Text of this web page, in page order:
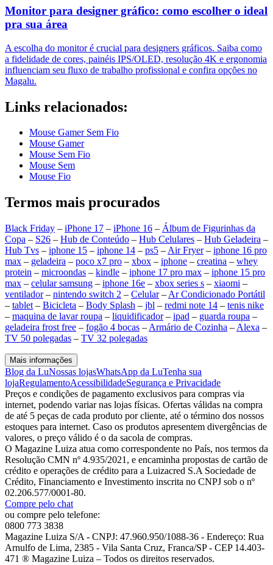
Monitor para designer gráfico: como escolher o ideal
pra sua área
A escolha do monitor é crucial para designers gráficos. Saiba como
a fidelidade de cores, painéis IPS/OLED, resolução 4K e ergonomia
influenciam seu fluxo de trabalho profissional e confira opções no
Magalu.
Links relacionados:
Mouse Gamer Sem Fio
Mouse Gamer
Mouse Sem Fio
Mouse Sem
Mouse Fio
Termos mais procurados
Black Friday – iPhone 17 – iPhone 16 – Álbum de Figurinhas da
Copa – S26 – Hub de Conteúdo – Hub Celulares – Hub Geladeira –
Hub Tvs – iphone 15 – iphone 14 – ps5 – Air Fryer– iphone 16 pro
max – geladeira – poco x7 pro – xbox – iphone – creatina – whey
protein – microondas – kindle – iphone 17 pro max – iphone 15 pro
max – celular samsung – iphone 16e – xbox series s – xiaomi –
ventilador– nintendo switch 2 – Celular– Ar Condicionado Portátil
– tablet – Bicicleta – Body Splash – jbl – redmi note 14 – tenis nike
– maquina de lavar roupa – liquidificador– ipad – guarda roupa –
geladeira frost free – fogão 4 bocas – Armário de Cozinha – Alexa –
TV 50 polegadas – TV 32 polegadas
Mais informações
Blog da LuNossas lojasWhatsApp da LuTenha sua
lojaRegulamentoAcessibilidadeSegurança e Privacidade
Preços e condições de pagamento exclusivos para compras via
internet, podendo variar nas lojas físicas. Ofertas válidas na compra
de até 5 peças de cada produto por cliente, até o término dos nossos
estoques para internet. Caso os produtos apresentem divergências de
valores, o preço válido é o da sacola de compras.
O Magazine Luiza atua como correspondente no País, nos termos da
Resolução CMN nº 4.935/2021, e encaminha propostas de cartão de
crédito e operações de crédito para a Luizacred S.A Sociedade de
Crédito, Financiamento e Investimento inscrita no CNPJ sob o nº
02.206.577/0001-80.
Compre pelo chat
ou compre pelo telefone:
0800 773 3838
Magazine Luiza S/A - CNPJ: 47.960.950/1088-36 - Endereço: Rua
Arnulfo de Lima, 2385 - Vila Santa Cruz, Franca/SP - CEP 14.403-
471 ® Magazine Luiza – Todos os direitos reservados.